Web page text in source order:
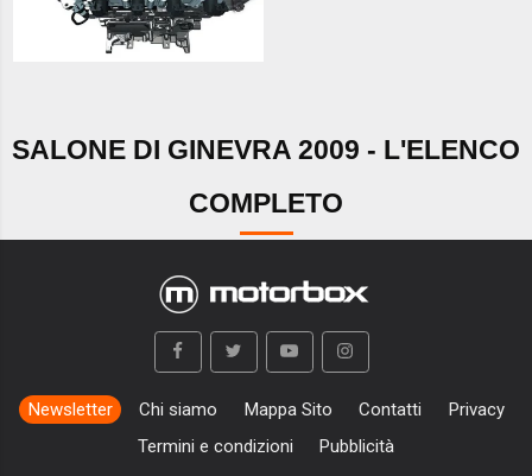
SALONE DI GINEVRA 2009 - L'ELENCO
COMPLETO
Newsletter Chi siamo Mappa Sito Contatti
Privacy
Termini e condizioni
Pubblicità